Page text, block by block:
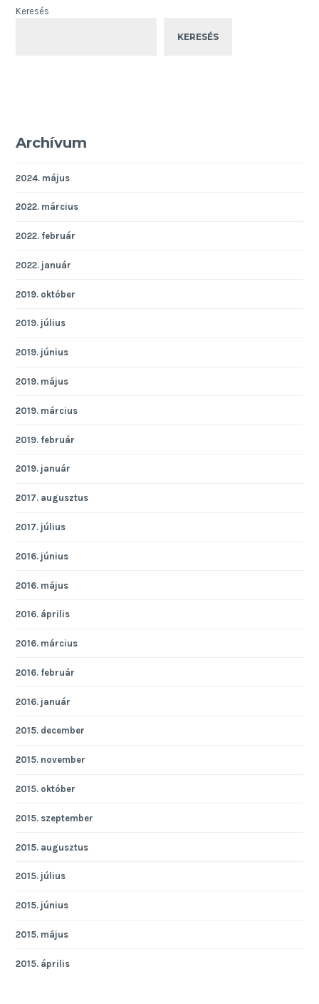
Keresés
KERESÉS
Archívum
2024. május
2022. március
2022. február
2022. január
2019. október
2019. július
2019. június
2019. május
2019. március
2019. február
2019. január
2017. augusztus
2017. július
2016. június
2016. május
2016. április
2016. március
2016. február
2016. január
2015. december
2015. november
2015. október
2015. szeptember
2015. augusztus
2015. július
2015. június
2015. május
2015. április